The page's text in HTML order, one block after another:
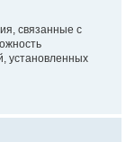
связанные с
установленных